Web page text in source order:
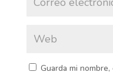
Guarda mi